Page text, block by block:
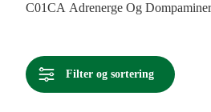
C01CA Adrenerge Og
Filter og sortering